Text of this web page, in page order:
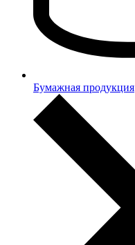
Бумажная продукция